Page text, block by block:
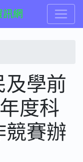
網
及學前
度科
競賽辦